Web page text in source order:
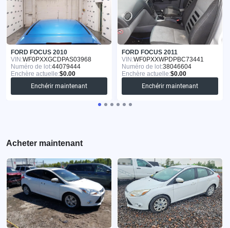
FORD FOCUS 2010
VIN:WF0PXXGCDPAS03968
Numéro de lot:44079444
Enchère actuelle:$0.00
Enchérir maintenant
FORD FOCUS 2011
VIN:WF0PXXWPDPBC73441
Numéro de lot:38046604
Enchère actuelle:$0.00
Enchérir maintenant
Acheter maintenant